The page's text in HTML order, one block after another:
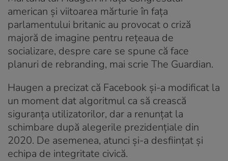
american și viitoarea mărturie în fața
parlamentului britanic au provocat o criză
majoră de imagine pentru rețeaua de
socializare, despre care se spune că face
planuri de rebranding, mai scrie The Guardian.
Haugen a precizat că Facebook și-a modificat la
un moment dat algoritmul ca să crească
siguranța utilizatorilor, dar a renunțat la
schimbare după alegerile prezidențiale din
2020. De asemenea, atunci și-a desființat și
echipa de integritate civică.